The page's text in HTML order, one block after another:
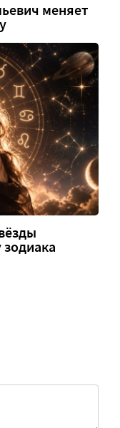
меняет